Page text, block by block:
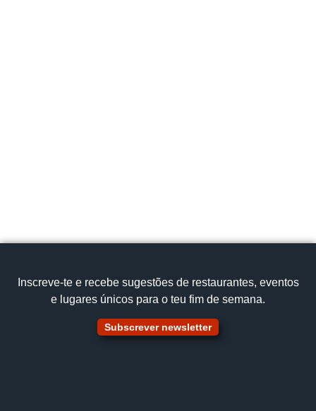
Inscreve‑te e recebe sugestões de restaurantes, eventos
e lugares únicos para o teu fim de semana.
Subscrever newsletter